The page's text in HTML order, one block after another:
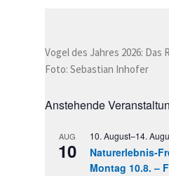
Vogel des Jahres 2026: Das
Foto: Sebastian Inhofer
Anstehende
AUG
10
10. August–14.
Naturerlebnis-
Montag 10.8. –